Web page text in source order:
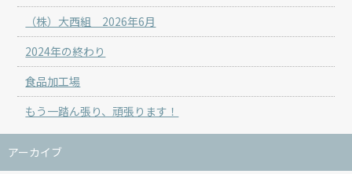
（株）大西組 2026年6月
2024年の終わり
食品加工場
もう一踏ん張り、頑張ります！
アーカイブ